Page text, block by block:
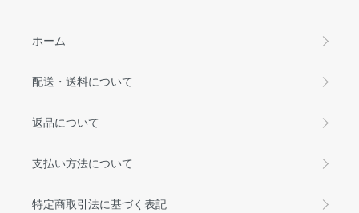
ホーム
配送・送料について
返品について
支払い方法について
特定商取引法に基づく表記